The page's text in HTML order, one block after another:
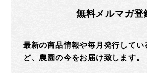
無料メルマガ登
最新の商品情報や毎月発行してい
ど、農園の今をお届け致します。